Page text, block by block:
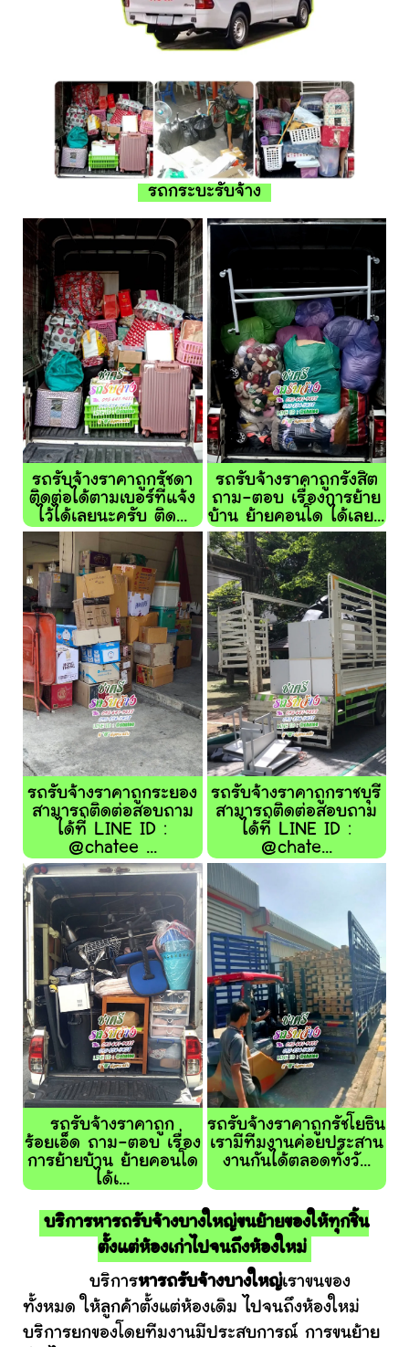
รถกระบะรับจ้าง
รถรับจ้างราคาถูกรัชดา
ติดต่อได้ตามเบอร์ที่แจ้ง
ไว้ได้เลยนะครับ ติด...
รถรับจ้างราคาถูกรังสิต
ถาม-ตอบ เรื่องการย้าย
บ้าน ย้ายคอนโด ได้เลย...
รถรับจ้างราคาถูกระยอง
สามารถติดต่อสอบถาม
ได้ที่ LINE ID :
@chatee ...
รถรับจ้างราคาถูกราชบุรี
สามารถติดต่อสอบถาม
ได้ที่ LINE ID :
@chate...
รถรับจ้างราคาถูก
ร้อยเอ็ด ถาม-ตอบ เรื่อง
การย้ายบ้าน ย้ายคอนโด
ได้เ...
รถรับจ้างราคาถูกรัชโยธิน
เรามีทีมงานค่อยประสาน
งานกันได้ตลอดทั้งวั...
บริการหารถรับจ้างบางใหญ่ขนย้ายของให้ทุกชิ้น
ตั้งแต่ห้องเก่าไปจนถึงห้องใหม่
บริการหารถรับจ้างบางใหญ่เราขนของ
ทั้งหมด ให้ลูกค้าตั้งแต่ห้องเดิม ไปจนถึงห้องใหม่
บริการยกของโดยทีมงานมีประสบการณ์ การขนย้าย